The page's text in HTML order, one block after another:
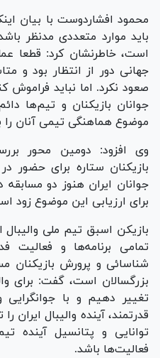
محمود افشاردوست با بیان
باید موارد متعددی مدنظر
است، خاطرنشان کرد: قطعا
جهانی دور از انتظار بود و
صعود نکرد. اما نباید فراموش
جوانان بازیکنان و تیم‌ها
موضوع هماهنگی تیمی آنان را
وی افزود: دومین محور
بازیکنان ستاره برای حضور
جوانان ایران هنوز دو مسابقه
برای ارزیابی این موضوع زود
بازیکن اسبق تیم ملی والیبال
تمامی برنامه‌ها و فعالیت
شناسائی و پرورش بازیکنان
بزرگسالان است، گفت: برای
تغییر دهیم و با
قدرتمند، آینده والیبال ایران
توانایی و پتانسیل آینده
فعالیت‌ها باشد.